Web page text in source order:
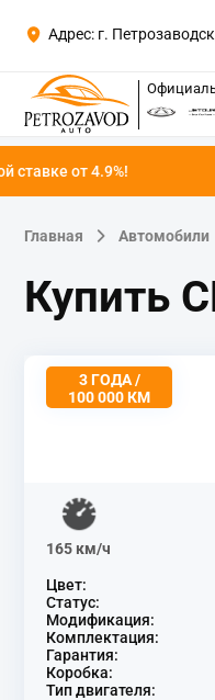
Адрес: г.
Главная Автомобили
Купить
3 ГОДА /
100 000 КМ
165 км/ч
Цвет:
Статус:
Модификация:
Комплектация:
Гарантия:
Коробка:
Тип двигателя: